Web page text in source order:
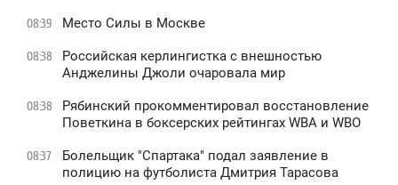
08:39 Место Силы в Москве
08:38
Российская керлингистка с внешностью
Анджелины Джоли очаровала мир
08:38
Рябинский прокомментировал восстановление
Поветкина в боксерских рейтингах WBA и WBO
08:37
Болельщик "Спартака" подал заявление в
полицию на футболиста Дмитрия Тарасова